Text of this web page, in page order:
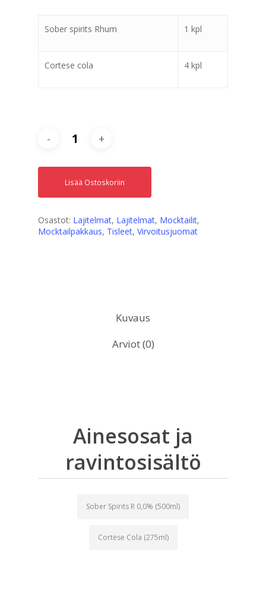
Sober spirits Rhum 1 kpl
Cortese cola 4 kpl
Lisää Ostoskoriin
Osastot: Lajitelmat, Lajitelmat, Mocktailit,
Mocktailpakkaus, Tisleet, Virvoitusjuomat
Kuvaus
Arviot (0)
Ainesosat ja
ravintosisältö
Sober Spirits R 0,0% (500ml)
Cortese Cola (275ml)